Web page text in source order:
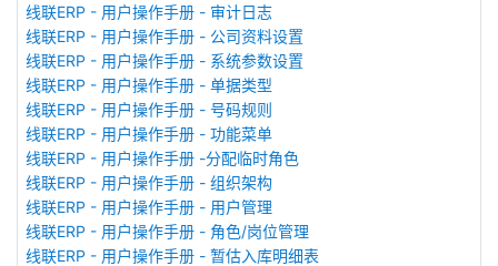
线联ERP - 用户操作手册 - 审计日志
线联ERP - 用户操作手册 - 公司资料设置
线联ERP - 用户操作手册 - 系统参数设置
线联ERP - 用户操作手册 - 单据类型
线联ERP - 用户操作手册 - 号码规则
线联ERP - 用户操作手册 - 功能菜单
线联ERP - 用户操作手册 -分配临时角色
线联ERP - 用户操作手册 - 组织架构
线联ERP - 用户操作手册 - 用户管理
线联ERP - 用户操作手册 - 角色/岗位管理
线联ERP - 用户操作手册 - 暂估入库明细表